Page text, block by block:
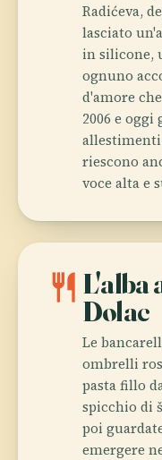
Radićeva,
lasciato
in silicone,
ognuno
d'amore
2006 e
riescono
voce alta e
restaurant L'alba
Dolac
Le
ombrelli
pasta fillo
spicchio di
poi
emergere